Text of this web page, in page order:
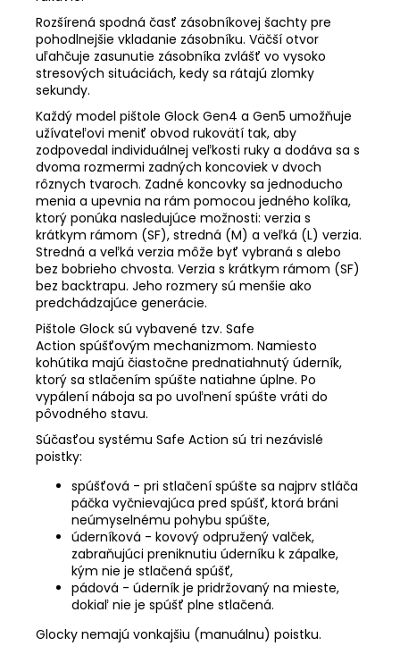
Rozšírená spodná časť zásobníkovej šachty pre
pohodlnejšie vkladanie zásobníku. Väčší otvor
uľahčuje zasunutie zásobníka zvlášť vo vysoko
stresových situáciách, kedy sa rátajú zlomky
sekundy.
Každý model pištole Glock Gen4 a Gen5 umožňuje
užívateľovi meniť obvod rukovätí tak, aby
zodpovedal individuálnej veľkosti ruky a dodáva sa s
dvoma rozmermi zadných koncoviek v dvoch
rôznych tvaroch. Zadné koncovky sa jednoducho
menia a upevnia na rám pomocou jedného kolíka,
ktorý ponúka nasledujúce možnosti: verzia s
krátkym rámom (SF), stredná (M) a veľká (L) verzia.
Stredná a veľká verzia môže byť vybraná s alebo
bez bobrieho chvosta. Verzia s krátkym rámom (SF)
bez backtrapu. Jeho rozmery sú menšie ako
predchádzajúce generácie.
Pištole Glock sú vybavené tzv. Safe
Action spúšťovým mechanizmom. Namiesto
kohútika majú čiastočne prednatiahnutý úderník,
ktorý sa stlačením spúšte natiahne úplne. Po
vypálení náboja sa po uvoľnení spúšte vráti do
pôvodného stavu.
Súčasťou systému Safe Action sú tri nezávislé
poistky:
spúšťová - pri stlačení spúšte sa najprv stláča
páčka vyčnievajúca pred spúšť, ktorá bráni
neúmyselnému pohybu spúšte,
úderníková - kovový odpružený valček,
zabraňujúci preniknutiu úderníku k zápalke,
kým nie je stlačená spúšť,
pádová - úderník je pridržovaný na mieste,
dokiaľ nie je spúšť plne stlačená.
Glocky nemajú vonkajšiu (manuálnu) poistku.